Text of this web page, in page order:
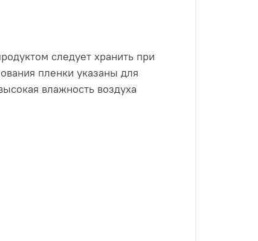
следует хранить при
пленки указаны для
влажность воздуха